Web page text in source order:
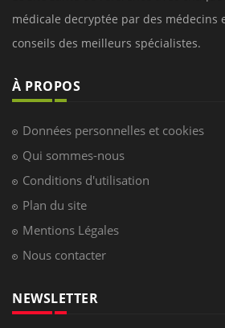
médicale decryptée par des médecins
conseils des meilleurs spécialistes.
À PROPOS
Données personnelles et cookies
Qui sommes-nous
Conditions d'utilisation
Plan du site
Mentions Légales
Nous contacter
NEWSLETTER